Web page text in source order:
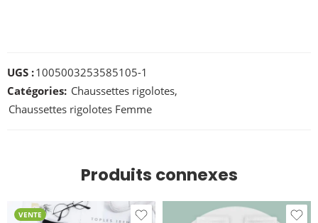
UGS :1005003253585105-1
Catégories: Chaussettes rigolotes,
Chaussettes rigolotes Femme
Produits connexes
VENTE